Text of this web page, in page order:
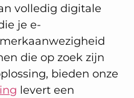
volledig digitale
je e-
die op zoek zijn
bieden onze
levert een